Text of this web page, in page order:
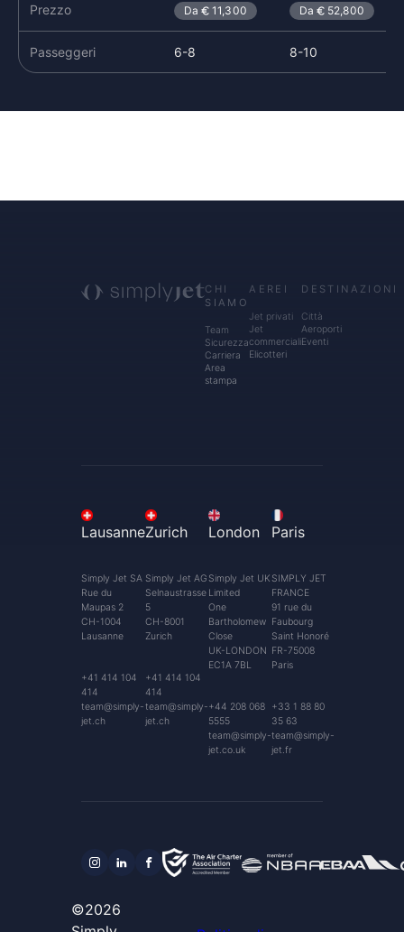
Prezzo Da 11,300 Da 52,800
Passeggeri 6-8 8-10
CHI
SIAMO
Team
Sicurezza
Carriera
Area
stampa
AEREI
Jet privati
Jet
commerciali
Elicotteri
DESTINAZIONI
Città
Aeroporti
Eventi
Lausanne
Simply Jet SA
Rue du
Maupas 2
CH-1004
Lausanne
+41 414 104
414
team@simply-
jet.ch
Zurich
Simply Jet AG
Selnaustrasse
5
CH-8001
Zurich
+41 414 104
414
team@simply-
jet.ch
London
Simply Jet UK
Limited
One
Bartholomew
Close
UK-LONDON
EC1A 7BL
+44 208 068
5555
team@simply-
jet.co.uk
Paris
SIMPLY JET
FRANCE
91 rue du
Faubourg
Saint Honoré
FR-75008
Paris
+33 1 88 80
35 63
team@simply-
jet.fr
©2026